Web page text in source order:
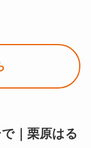
｜栗原はる